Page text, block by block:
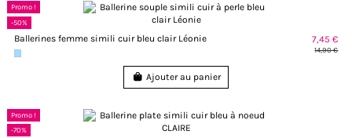
Promo !
-50%
Ballerines femme simili cuir bleu clair Léonie 7,45 €
14,90 €
Ajouter au panier
Promo !
-70%